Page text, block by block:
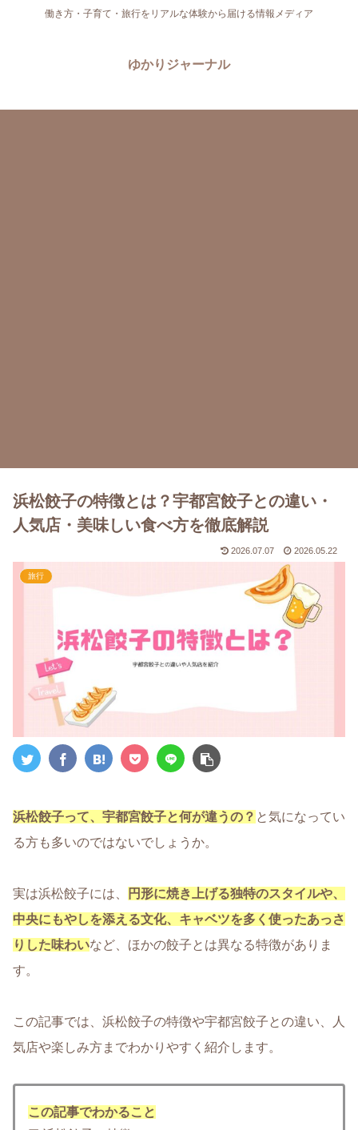
働き方・子育て・旅行をリアルな体験から届ける情報メディア
ゆかりジャーナル
浜松餃子の特徴とは？宇都宮餃子との違い・
人気店・美味しい食べ方を徹底解説
2026.07.07 2026.05.22
旅行
浜松餃子って、宇都宮餃子と何が違うの？ と気になってい
る方も多いのではないでしょうか。
実は浜松餃子には、
円形に焼き上げる独特のスタイルや、
中央にもやしを添える文化、キャベツを多く使ったあっさ
りした味わいなど、ほかの餃子とは異なる特徴がありま
す。
この記事では、浜松餃子の特徴や宇都宮餃子との違い、人
気店や楽しみ方までわかりやすく紹介します。
この記事でわかること